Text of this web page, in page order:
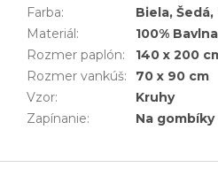
Farba:
Biela,
Materiál:
100%
Rozmer paplón:
140 x 200
Rozmer vankúš:
70 x 90 cm
Vzor:
Kruhy
Zapínanie: Na gombíky